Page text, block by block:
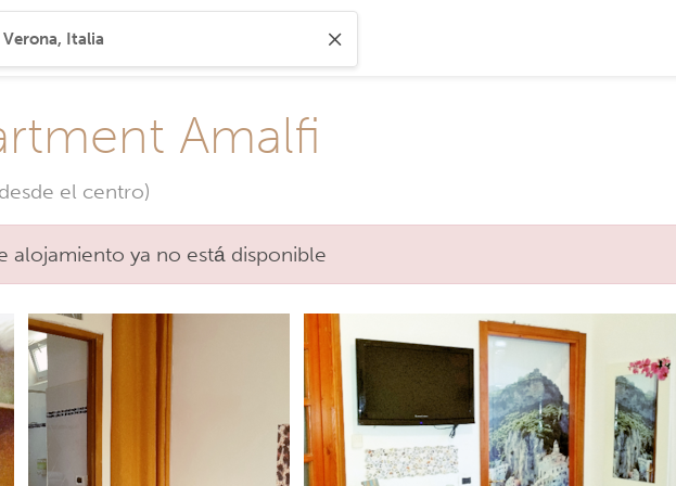
Amalfi
el centro)
alojamiento ya no está disponible